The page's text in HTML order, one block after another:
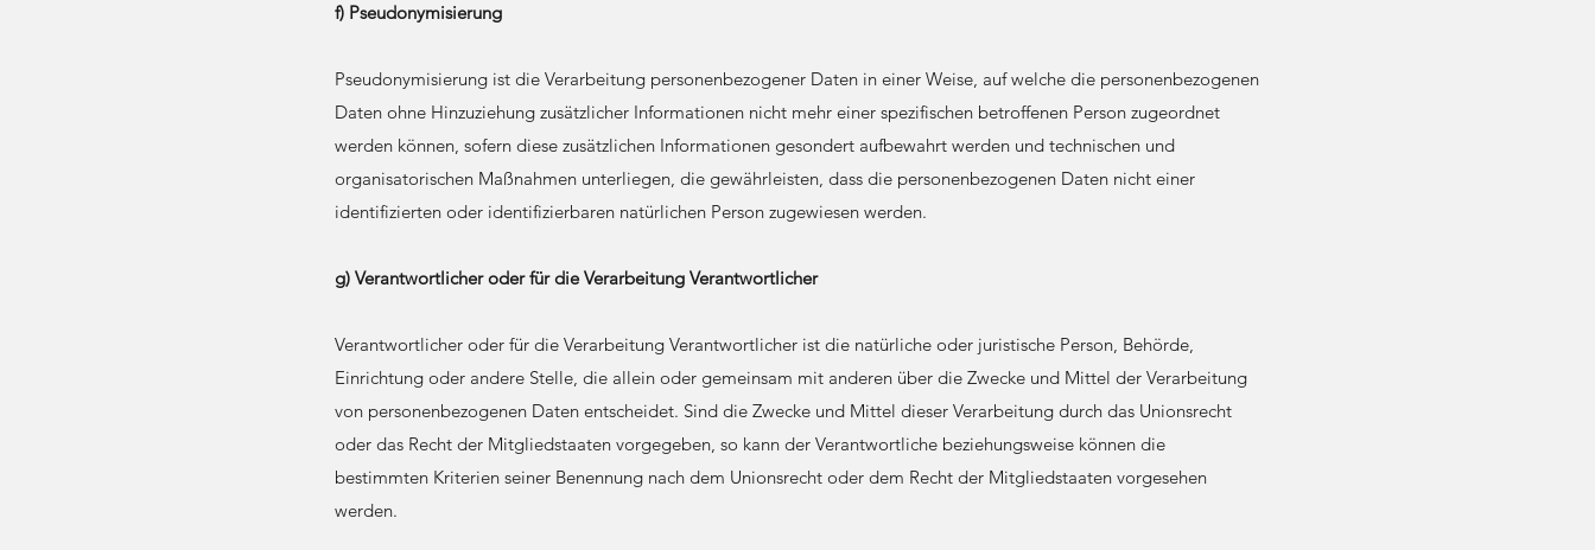
f) Pseudonymisierung
Pseudonymisierung ist die Verarbeitung personenbezogener Daten in einer Weise, auf welche die personenbezogenen
Daten ohne Hinzuziehung zusätzlicher Informationen nicht mehr einer spezifischen betroffenen Person zugeordnet
werden können, sofern diese zusätzlichen Informationen gesondert aufbewahrt werden und technischen und
organisatorischen Maßnahmen unterliegen, die gewährleisten, dass die personenbezogenen Daten nicht einer
identifizierten oder identifizierbaren natürlichen Person zugewiesen werden.
g) Verantwortlicher oder für die Verarbeitung Verantwortlicher
Verantwortlicher oder für die Verarbeitung Verantwortlicher ist die natürliche oder juristische Person, Behörde,
Einrichtung oder andere Stelle, die allein oder gemeinsam mit anderen über die Zwecke und Mittel der Verarbeitung
von personenbezogenen Daten entscheidet. Sind die Zwecke und Mittel dieser Verarbeitung durch das Unionsrecht
oder das Recht der Mitgliedstaaten vorgegeben, so kann der Verantwortliche beziehungsweise können die
bestimmten Kriterien seiner Benennung nach dem Unionsrecht oder dem Recht der Mitgliedstaaten vorgesehen
werden.